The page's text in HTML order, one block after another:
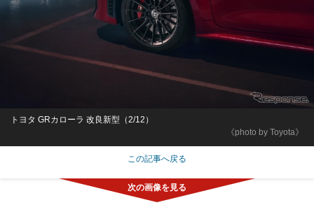
《photo by Toyota》
トヨタ GRカローラ 改良新型（2/12）
この記事へ戻る